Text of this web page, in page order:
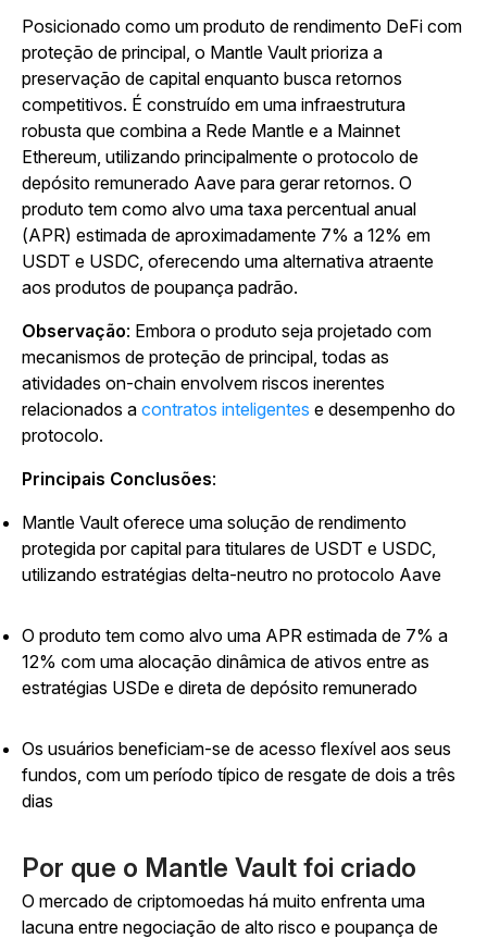
Posicionado como um produto de rendimento DeFi com
proteção de principal, o Mantle Vault prioriza a
preservação de capital enquanto busca retornos
competitivos. É construído em uma infraestrutura
robusta que combina a Rede Mantle e a Mainnet
Ethereum, utilizando principalmente o protocolo de
depósito remunerado Aave para gerar retornos. O
produto tem como alvo uma taxa percentual anual
(APR) estimada de aproximadamente 7% a 12% em
USDT e USDC, oferecendo uma alternativa atraente
aos produtos de poupança padrão.
Observação: Embora o produto seja projetado com
mecanismos de proteção de principal, todas as
atividades on-chain envolvem riscos inerentes
relacionados a contratos inteligentes e desempenho do
protocolo.
Principais Conclusões:
Mantle Vault oferece uma solução de rendimento
protegida por capital para titulares de USDT e USDC,
utilizando estratégias delta-neutro no protocolo Aave
O produto tem como alvo uma APR estimada de 7% a
12% com uma alocação dinâmica de ativos entre as
estratégias USDe e direta de depósito remunerado
Os usuários beneficiam-se de acesso flexível aos seus
fundos, com um período típico de resgate de dois a três
dias
Por que o Mantle Vault foi criado
O mercado de criptomoedas há muito enfrenta uma
lacuna entre negociação de alto risco e poupança de